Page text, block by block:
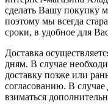
сделать Вашу покупку
поэтому мы всегда
сроки, в удобное для
Доставка
дням. В случае
доставку позже или
согласованию. В
взиматься